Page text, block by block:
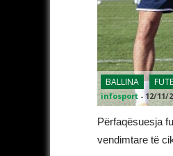
BALLINA
infosport - 12/11/
Përfaqësuesja
vendimtare të